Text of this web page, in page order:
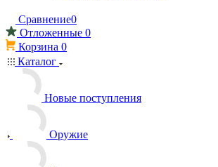
Сравнение0
Отложенные 0
Корзина 0
Каталог
Новые поступления
Оружие